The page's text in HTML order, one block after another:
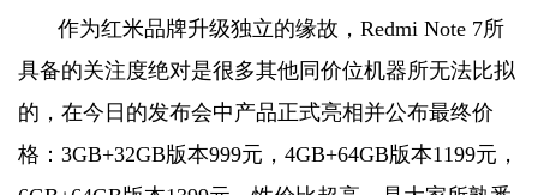
作为红米品牌升级独立的缘故，Redmi Note 7所
具备的关注度绝对是很多其他同价位机器所无法比拟
的，在今日的发布会中产品正式亮相并公布最终价
格：3GB+32GB版本999元，4GB+64GB版本1199元，